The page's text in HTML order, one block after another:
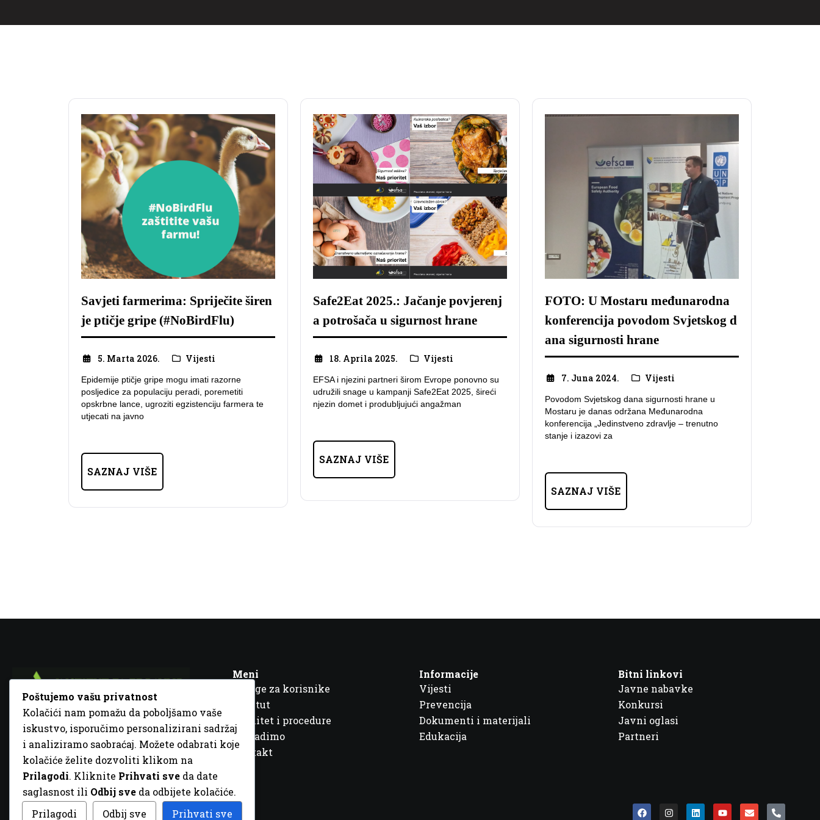
Savjeti farmerima: Spriječite širen
je ptičje gripe (#NoBirdFlu)
5. Marta 2026. Vijesti
Epidemije ptičje gripe mogu imati razorne
posljedice za populaciju peradi, poremetiti
opskrbne lance, ugroziti egzistenciju farmera te
utjecati na javno
SAZNAJ VIŠE
Safe2Eat 2025.: Jačanje povjerenj
a potrošača u sigurnost hrane
18. Aprila 2025. Vijesti
EFSA i njezini partneri širom Evrope ponovno su
udružili snage u kampanji Safe2Eat 2025, šireći
njezin domet i produbljujući angažman
SAZNAJ VIŠE
FOTO: U Mostaru međunarodna
konferencija povodom Svjetskog d
ana sigurnosti hrane
7. Juna 2024. Vijesti
Povodom Svjetskog dana sigurnosti hrane u
Mostaru je danas održana Međunarodna
konferencija „Jedinstveno zdravlje – trenutno
stanje i izazovi za
SAZNAJ VIŠE
Fra Ivana Jukića br. 2, 72000 Zenica, BiH
+387 32 448 001
info@inz.ba
http://www.inz.ba
Meni
Usluge za korisnike
Institut
Kvalitet i procedure
Šta radimo
Kontakt
Informacije
Vijesti
Prevencija
Dokumenti i materijali
Edukacija
Bitni linkovi
Javne nabavke
Konkursi
Javni oglasi
Partneri
© 2026 Sva prava zadržana. DizajnGordonDM
Poštujemo vašu privatnost
Kolačići nam pomažu da poboljšamo vaše
iskustvo, isporučimo personalizirani sadržaj
i analiziramo saobraćaj. Možete odabrati koje
kolačiće želite dozvoliti klikom na
Prilagodi. Kliknite Prihvati sve da date
saglasnost ili Odbij sve da odbijete kolačiće.
Prilagodi
Odbij sve Prihvati sve